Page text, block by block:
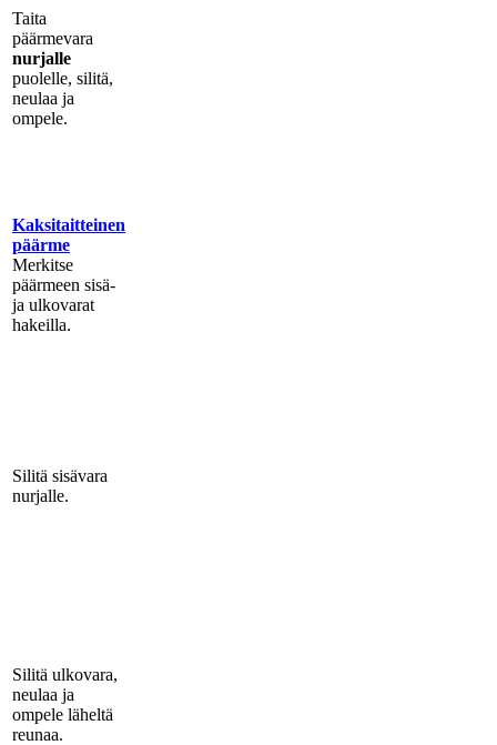
Taita
päärmevara
nurjalle
puolelle, silitä,
neulaa ja
ompele.
Kaksitaitteinen
päärme
Merkitse
päärmeen sisä-
ja ulkovarat
hakeilla.
Silitä sisävara
nurjalle.
Silitä ulkovara,
neulaa ja
ompele läheltä
reunaa.